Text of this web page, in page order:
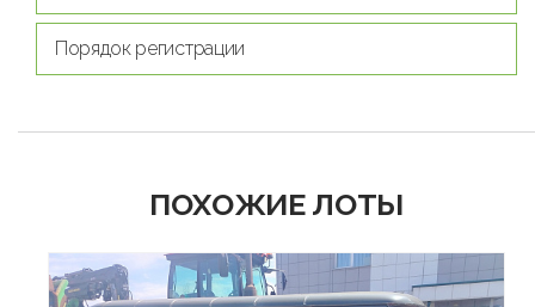
Порядок регистрации
ПОХОЖИЕ ЛОТЫ